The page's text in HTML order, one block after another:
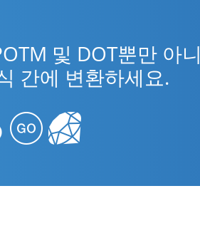
및 DOT뿐만 아니
간에 변환하세요.